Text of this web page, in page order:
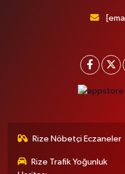
Rize Nöbetçi Eczaneler
Rize Trafik Yoğunluk